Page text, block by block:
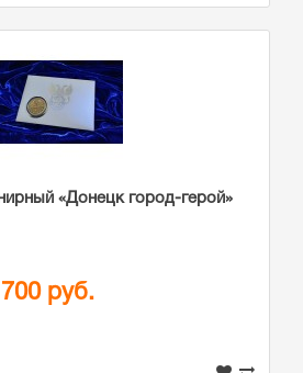
«Донецк город-герой»
руб.